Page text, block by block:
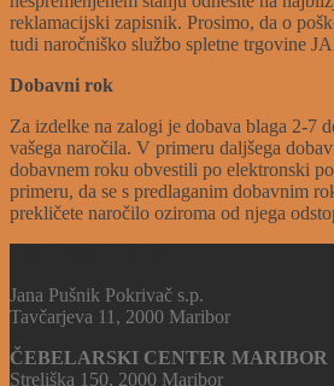
reklamacijski zapisnik. Prosimo, da o
tudi naročniško službo spletne trgovine
Dobavni rok
Za izdelke na zalogi je dobava blaga 2-7
vašega naročila. V primeru daljšega
dobavnem roku obvestili po elektronski
primeru, da se s predlaganim dobavnim
prekličete naročilo oziroma od njega
Jana Pušnik Pokrivač s.p.
Tavčarjeva 11, 2000 Maribor
ČEBELARSKI CENTER MARIBOR
Streliška 150, 2000 Maribor